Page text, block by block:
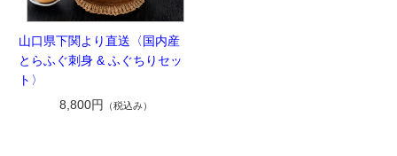
山口県下関より直送〈国内産
とらふぐ刺身 & ふぐちりセッ
ト〉
8,800円
（税込み）